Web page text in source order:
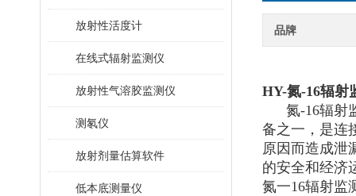
放射性活度计
在线式辐射监测仪
放射性气溶胶监测仪
测氡仪
放射剂量估算软件
低本底测量仪
品牌
HY-氮-16辐射
氮-16辐射监
备之一，是连
原因而造成泄
的安全和经济
氮一16辐射监